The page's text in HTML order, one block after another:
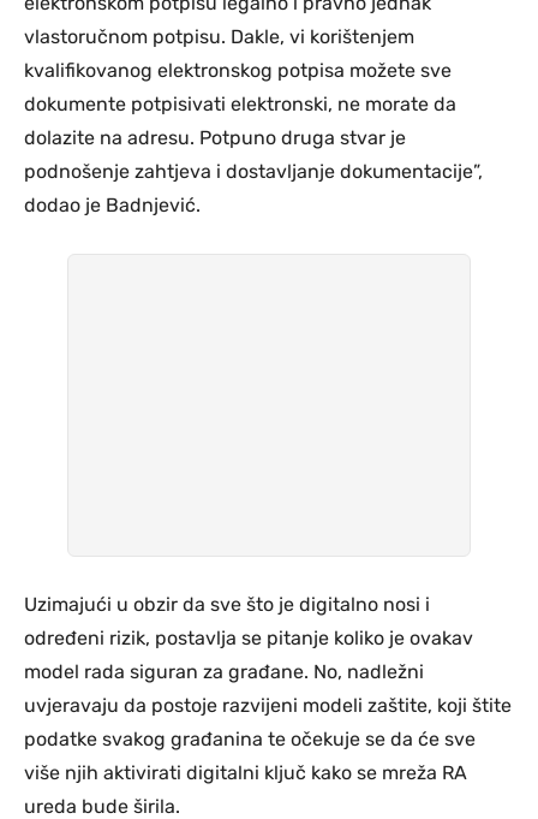
vlastoručnom potpisu. Dakle, vi korištenjem
kvalifikovanog elektronskog potpisa možete sve
dokumente potpisivati elektronski, ne morate da
dolazite na adresu. Potpuno druga stvar je
podnošenje zahtjeva i dostavljanje dokumentacije”,
dodao je Badnjević.
Uzimajući u obzir da sve što je digitalno nosi i
određeni rizik, postavlja se pitanje koliko je ovakav
model rada siguran za građane. No, nadležni
uvjeravaju da postoje razvijeni modeli zaštite, koji štite
podatke svakog građanina te očekuje se da će sve
više njih aktivirati digitalni ključ kako se mreža RA
ureda bude širila.